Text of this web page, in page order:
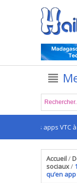
Les apps VTC à
Accueil/
sociaux/
qu’en